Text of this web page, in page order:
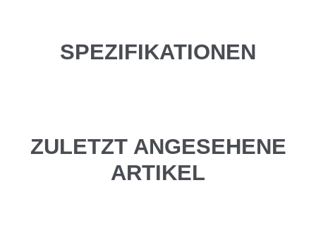
SPEZIFIKATIONEN
ZULETZT ANGESEHENE
ARTIKEL